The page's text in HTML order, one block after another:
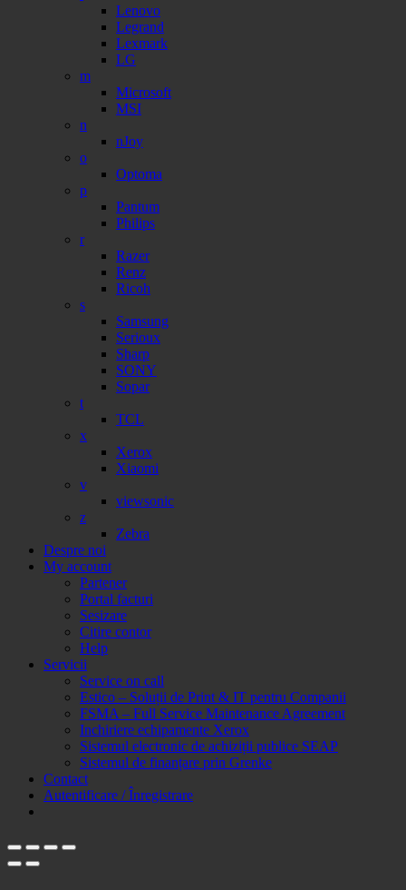
Lenovo
Legrand
Lexmark
LG
m
Microsoft
MSI
n
nJoy
o
Optoma
p
Pantum
Philips
r
Razer
Renz
Ricoh
s
Samsung
Serioux
Sharp
SONY
Sopar
t
TCL
x
Xerox
Xiaomi
v
viewsonic
z
Zebra
Despre noi
My account
Partener
Portal facturi
Sesizare
Citire contor
Help
Servicii
Service on call
Estico – Soluții de Print & IT pentru Companii
FSMA – Full Service Maintenance Agreement
Inchiriere echipamente Xerox
Sistemul electronic de achiziții publice SEAP
Sistemul de finanțare prin Grenke
Contact
Autentificare / Înregistrare